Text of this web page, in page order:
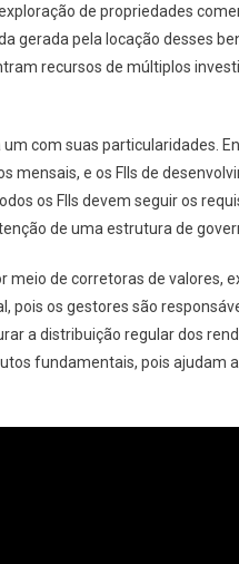
de propriedades
gerada pela locação desses
recursos de múltiplos
com suas particularidades.
mensais, e os FIIs de
os FIIs devem seguir os
de uma estrutura de
meio de corretoras de valores,
pois os gestores são
a distribuição regular dos
fundamentais, pois ajudam